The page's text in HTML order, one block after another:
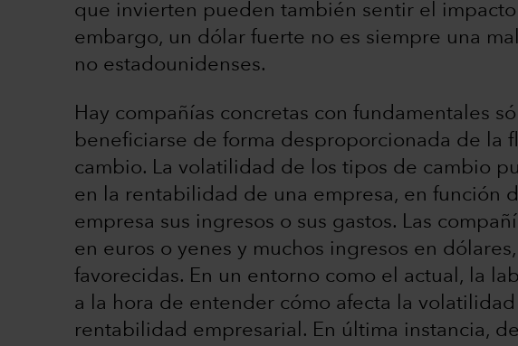
que invierten pueden también sentir el
embargo, un dólar fuerte no es siempre una
no estadounidenses.
Hay compañías concretas con fundamentales
beneficiarse de forma desproporcionada de la
cambio. La volatilidad de los tipos de cambio
en la rentabilidad de una empresa, en función
empresa sus ingresos o sus gastos. Las
en euros o yenes y muchos ingresos en
favorecidas. En un entorno como el actual, la
a la hora de entender cómo afecta la
rentabilidad empresarial. En última instancia,